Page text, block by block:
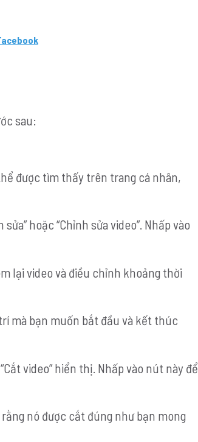
sau:
được tìm thấy trên trang cá nhân,
hoặc “Chỉnh sửa video”. Nhấp vào
lại video và điều chỉnh khoảng thời
mà bạn muốn bắt đầu và kết thúc
video” hiển thị. Nhấp vào nút này để
nó được cắt đúng như bạn mong